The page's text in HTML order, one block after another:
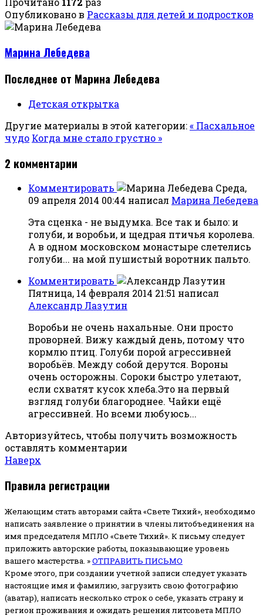
Опубликовано в Рассказы для детей и подростков
Марина Лебедева
Последнее от Марина Лебедева
Детская открытка
Другие материалы в этой категории:« Пасхальное
чудо Когда мне стало грустно »
2 комментарии
Комментировать
Среда,
09 апреля 2014 00:44 написал Марина Лебедева
Эта сценка - не выдумка. Все так и было: и
голуби, и воробьи, и щедрая птичья королева.
А в одном московском монастыре слетелись
голуби... на мой пушистый воротник пальто.
Комментировать
Пятница, 14 февраля 2014 21:51 написал
Александр Лазутин
Воробьи не очень нахальные. Они просто
проворней. Вижу каждый день, потому что
кормлю птиц. Голуби порой агрессивней
воробьёв. Между собой дерутся. Вороны
очень осторожны. Сороки быстро улетают,
если схватят кусок хлеба.Это на первый
взгляд голуби благороднее. Чайки ещё
агрессивней. Но всеми любуюсь...
Авторизуйтесь, чтобы получить возможность
оставлять комментарии
Наверх
Правила регистрации
Желающим стать авторами сайта «Свете Тихий», необходимо
написать заявление о принятии в члены литобъединения на
имя председателя МПЛО «Свете Тихий». К письму следует
приложить авторские работы, показывающие уровень
вашего мастерства. »ОТПРАВИТЬ ПИСЬМО
Кроме этого, при создании учетной записи следует указать
настоящие имя и фамилию, загрузить свою фотографию
(аватар), написать несколько строк о себе, указать страну и
регион проживания и ожидать решения литсовета МПЛО